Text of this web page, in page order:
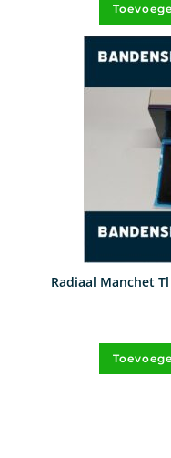
Radiaal Manchet